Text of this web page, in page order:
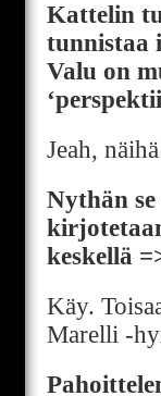
Kattelin
tunnistaa
Valu on
Jeah,
Nythän
keskellä
Käy.
Marelli -